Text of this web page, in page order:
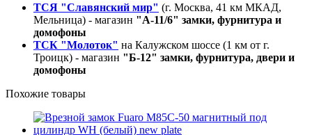
ТСЯ "Славянский мир" (г. Москва, 41 км МКАД,
Мельница) - магазин "А-11/6" замки, фурнитура и
домофоны
ТСК "Молоток" на Калужском шоссе (1 км от г.
Троицк) - магазин "Б-12" замки, фурнитура, двери и
домофоны
Похожие товары